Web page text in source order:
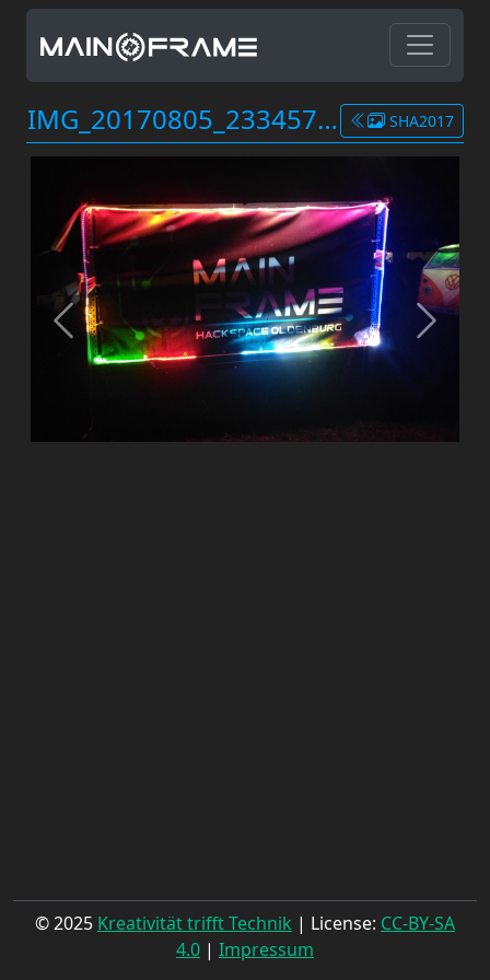
IMG_20170805_2334572.jpg SHA2017
© 2025 Kreativität trifft Technik | License: CC-BY-SA
4.0 | Impressum